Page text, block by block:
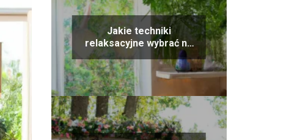
Jakie techniki
relaksacyjne wybrać na
co dzień